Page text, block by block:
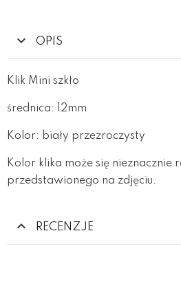
OPIS
Klik Mini szkło
średnica: 12mm
Kolor: biały przezroczysty
Kolor klika może się nieznacznie
przedstawionego na zdjęciu.
RECENZJE